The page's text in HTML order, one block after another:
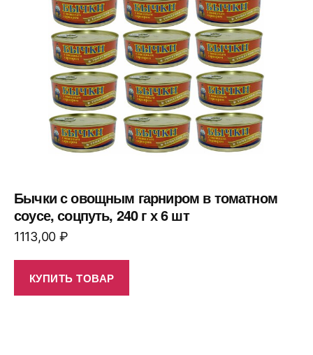
Бычки с овощным гарниром в томатном
соусе, соцпуть, 240 г х 6 шт
1113,00 ₽
КУПИТЬ ТОВАР